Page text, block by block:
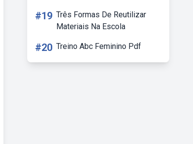
#19 Três Formas De Reutilizar
Materiais Na Escola
#20 Treino Abc Feminino Pdf